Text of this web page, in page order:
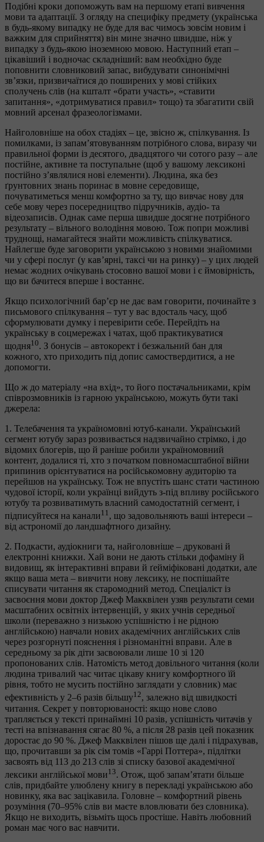
Подібні кроки допоможуть вам на першому етапі вивчення
мови та адаптації. З огляду на специфіку предмету (українська
в будь-якому випадку не буде для вас чимось зовсім новим і
важким для сприйняття) він мине значно швидше, ніж у
випадку з будь-якою іноземною мовою. Наступний етап –
цікавіший і водночас складніший: вам необхідно буде
поповнити словниковий запас, вибудувати синонімічні
зв’язки, призвичаїтися до поширених у мові стійких
сполучень слів (на кшталт «брати участь», «ставити
запитання», «дотримуватися правил» тощо) та збагатити свій
мовний арсенал фразеологізмами.
Найголовніше на обох стадіях – це, звісно ж, спілкування. Із
помилками, із запам’ятовуванням потрібного слова, виразу чи
правильної форми із десятого, двадцятого чи сотого разу – але
постійне, активне та поступальне (щоб у вашому лексиконі
постійно з’являлися нові елементи). Людина, яка без
ґрунтовних знань поринає в мовне середовище,
почуватиметься менш комфортно за ту, що вивчає нову для
себе мову через посередництво підручників, аудіо- та
відеозаписів. Однак саме перша швидше досягне потрібного
результату – вільного володіння мовою. Тож попри можливі
труднощі, намагайтеся знайти можливість спілкуватися.
Найлегше буде заговорити українською з новими знайомими
чи у сфері послуг (у кав’ярні, таксі чи на ринку) – у цих людей
немає жодних очікувань стосовно вашої мови і є ймовірність,
що ви бачитеся вперше і востаннє.
Якщо психологічний бар’єр не дає вам говорити, починайте з
письмового спілкування – тут у вас вдосталь часу, щоб
сформулювати думку і перевірити себе. Перейдіть на
українську в соцмережах і чатах, щоб практикуватися
щодня10. З бонусів – автокорект і безжальний бан для
кожного, хто приходить під допис самоствердитися, а не
допомогти.
Що ж до матеріалу «на вхід», то його постачальниками, крім
співрозмовників із гарною українською, можуть бути такі
джерела:
1. Телебачення та україномовні ютуб-канали. Український
сегмент ютубу зараз розвивається надзвичайно стрімко, і до
відомих блогерів, що й раніше робили україномовний
контент, додалися ті, хто з початком повномасштабної війни
припинив орієнтуватися на російськомовну аудиторію та
перейшов на українську. Тож не впустіть шанс стати частиною
чудової історії, коли українці вийдуть з-під впливу російського
ютубу та розвиватимуть власний самодостатній сегмент, і
підписуйтеся на канали11, що задовольняють ваші інтереси –
від астрономії до ландшафтного дизайну.
2. Подкасти, аудіокниги та, найголовніше – друковані й
електронні книжки. Хай вони не дають стільки дофаміну й
видовищ, як інтерактивні вправи й ґейміфіковані додатки, але
якщо ваша мета – вивчити нову лексику, не поспішайте
списувати читання як старомодний метод. Спеціаліст із
засвоєння мови доктор Джеф Макквілен узяв результати семи
масштабних освітніх інтервенцій, у яких учнів середньої
школи (переважно з низькою успішністю і не рідною
англійською) навчали нових академічних англійських слів
через розгорнуті пояснення і різноманітні вправи. Але в
середньому за рік діти засвоювали лише 10 зі 120
пропонованих слів. Натомість метод довільного читання (коли
людина тривалий час читає цікаву книгу комфортного їй
рівня, тобто не мусить постійно заглядати у словник) має
ефективність у 2–6 разів більшу12, залежно від швидкості
читання. Секрет у повторюваності: якщо нове слово
трапляється у тексті принаймні 10 разів, успішність читачів у
тесті на впізнавання сягає 80 %, а після 28 разів цей показник
доростає до 90 %. Джеф Макквілен пішов ще далі і підрахував,
що, прочитавши за рік сім томів «Гаррі Поттера», підлітки
засвоять від 113 до 213 слів зі списку базової академічної
лексики англійської мови13. Отож, щоб запам’ятати більше
слів, придбайте улюблену книгу в перекладі українською або
новинку, яка вас зацікавила. Головне – комфортний рівень
розуміння (70–95% слів ви маєте вловлювати без словника).
Якщо не виходить, візьміть щось простіше. Навіть любовний
роман має чого вас навчити.